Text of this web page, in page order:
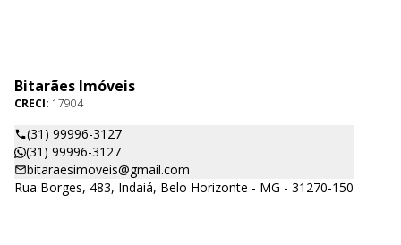
Bitarães Imóveis
CRECI: 17904
(31) 99996-3127
(31) 99996-3127
bitaraesimoveis@gmail.com
Rua Borges, 483, Indaiá, Belo Horizonte - MG - 31270-150